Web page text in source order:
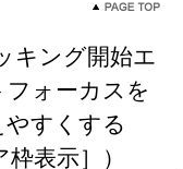
キング開始エ
フォーカスを
やすくする
表示］）